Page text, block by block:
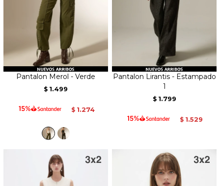
Pantalon Merol - Verde
$ 1.499
$ 1.274
Pantalon Lirantis - Estampado
1
$ 1.799
$ 1.529